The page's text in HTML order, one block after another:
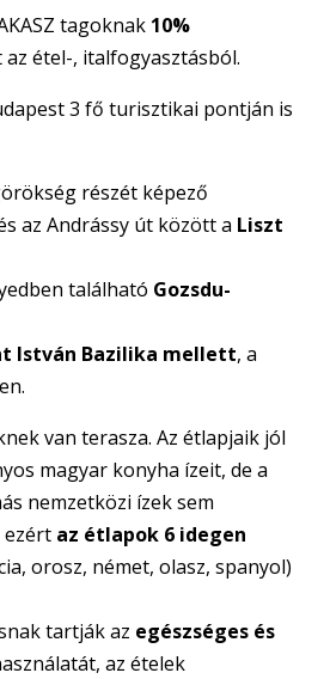
tagoknak 10%
étel-, italfogyasztásból.
3 fő turisztikai pontján is
részét képező
az Andrássy út között a Liszt
található Gozsdu-
István Bazilika mellett, a
van terasza. Az étlapjaik jól
magyar konyha ízeit, de a
nemzetközi ízek sem
ezért az étlapok 6 idegen
orosz, német, olasz, spanyol)
tartják az egészséges és
az ételek